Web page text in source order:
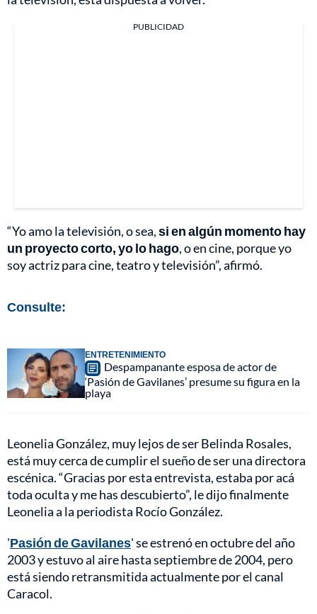
PUBLICIDAD
“Yo amo la televisión, o sea,si en algún momento hay
un proyecto corto, yo lo hago, o en cine, porque yo
soy actriz para cine, teatro y televisión”, afirmó.
Consulte:
ENTRETENIMIENTO
Despampanante esposa de actor de
‘Pasión de Gavilanes’ presume su figura en la
playa
Leonelia González, muy lejos de ser Belinda Rosales,
está muy cerca de cumplir el sueño de ser una directora
escénica. “Gracias por esta entrevista, estaba por acá
toda oculta y me has descubierto”, le dijo finalmente
Leonelia a la periodista Rocío González.
'Pasión de Gavilanes' se estrenó en octubre del año
2003 y estuvo al aire hasta septiembre de 2004, pero
está siendo retransmitida actualmente por el canal
Caracol.